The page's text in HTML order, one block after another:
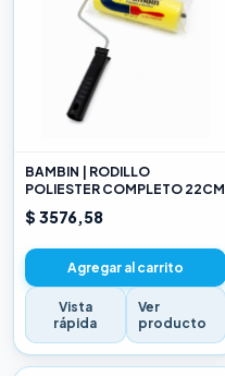
BAMBIN | RODILLO
POLIESTER COMPLETO 22CM
$ 3576,58
Agregar al carrito
Vista
rápida
Ver
producto